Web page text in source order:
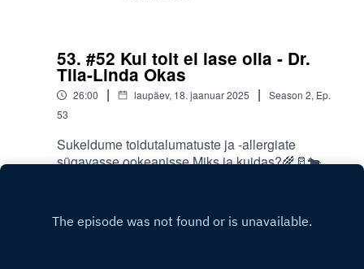
53. #52 Kui toit ei lase olla - Dr.
Tiia-Linda Okas
26:00 | laupäev, 18. jaanuar 2025 | Season 2, Ep.
53
Sukeldume toidutalumatuste ja -allergiate
sügavasse ookeanisse.Miks ja kuidas?🌾🥛🐄🥜